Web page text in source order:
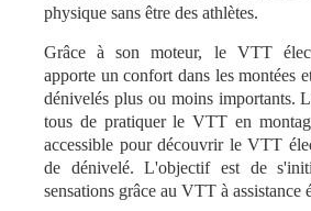
physique sans être des athlètes.
Grâce à son moteur, le VTT
apporte un confort dans les montées
dénivelés plus ou moins importants.
tous de pratiquer le VTT en
accessible pour découvrir le VTT
de dénivelé. L'objectif est de
sensations grâce au VTT à assistance